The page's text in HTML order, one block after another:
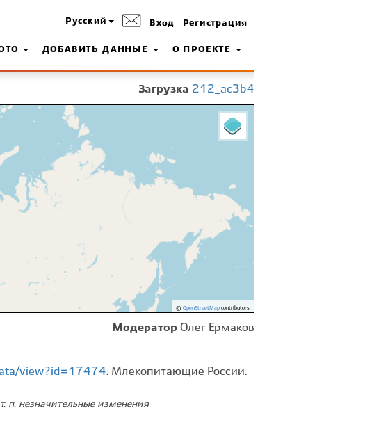
Русский Вход Регистрация
ДОБАВИТЬ ДАННЫЕ О ПРОЕКТЕ
Загрузка 212_ac3b4
© OpenStreetMapcontributors.
Модератор Олег Ермаков
view?id=17474. Млекопитающие России.
п. незначительные изменения